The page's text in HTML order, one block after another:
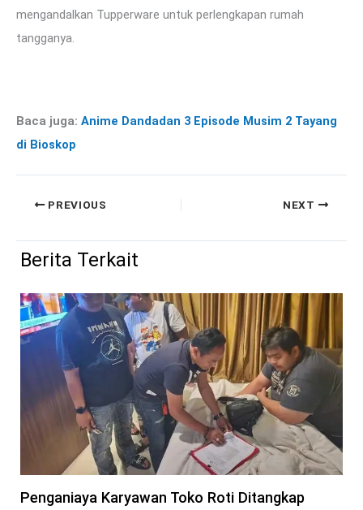
mengandalkan Tupperware untuk perlengkapan rumah
tangganya.
Baca juga: Anime Dandadan 3 Episode Musim 2 Tayang
di Bioskop
PREVIOUS NEXT
Berita Terkait
Penganiaya Karyawan Toko Roti Ditangkap